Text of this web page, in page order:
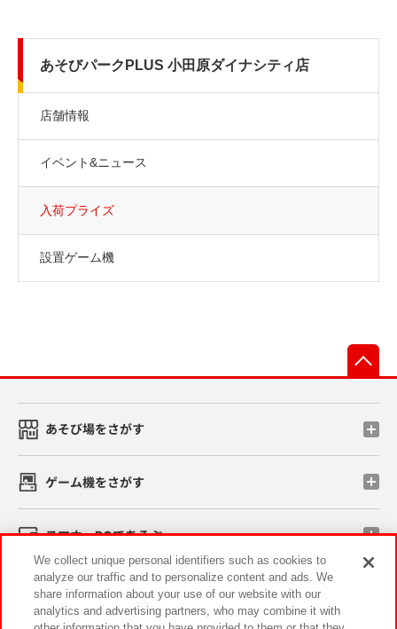
あそびパークPLUS 小田原ダイナシティ店
店舗情報
イベント&ニュース
入荷プライズ
設置ゲーム機
あそび場をさがす
ゲーム機をさがす
スマホ・PCであそぶ
イベント・キャンペーン
We collect unique personal identifiers such as cookies to
analyze our traffic and to personalize content and ads. We
share information about your use of our website with our
analytics and advertising partners, who may combine it with